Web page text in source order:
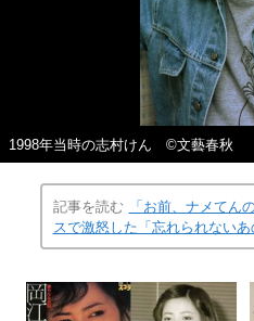
1998年当時の志村けん ©文藝春秋
記事を読む
「お前、ナメてん
スで激怒した「忘れられない